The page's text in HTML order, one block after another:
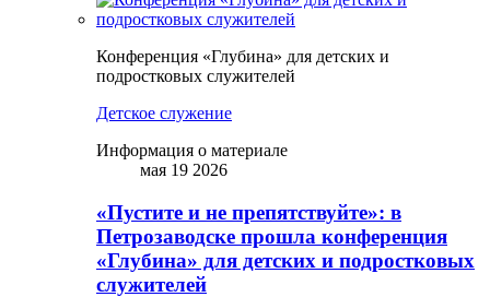
Конференция «Глубина» для детских и
подростковых служителей
Детское служение
Информация о материале
мая 19 2026
«Пустите и не препятствуйте»: в
Петрозаводске прошла конференция
«Глубина» для детских и подростковых
служителей